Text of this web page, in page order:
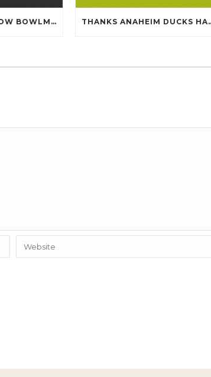
SUPER A WHILE NOW BOWLMENU TASTE PERCEPTION CHEAP JERSEYS FROM CHINA THANKS ANAHEIM